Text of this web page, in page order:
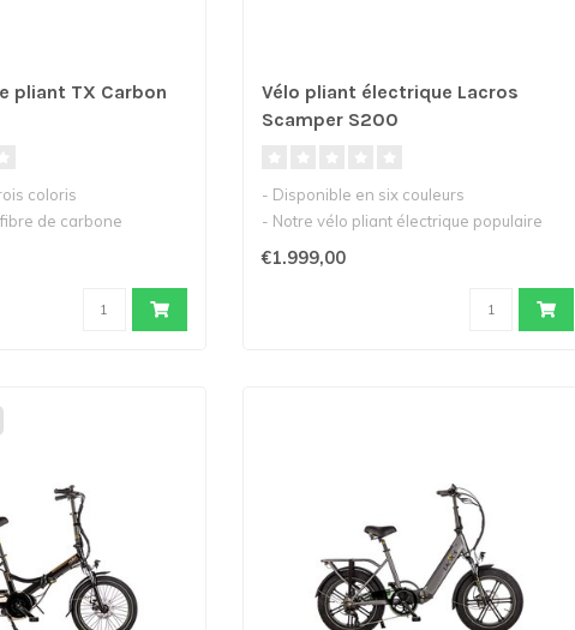
pliant TX Carbon
coloris
de carbone
Vélo pliant électrique Lacros
Scamper S200
- Disponible en six couleurs
- Notre vélo pliant électrique populaire
- Faci..
€1.999,00